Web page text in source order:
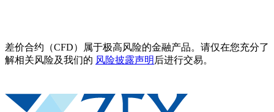
差价合约（CFD）属于极高风险的金融产品。请仅在您充分了
解相关风险及我们的 风险披露声明 后进行交易。